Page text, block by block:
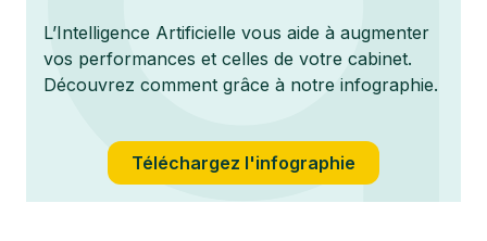
L’Intelligence Artificielle vous aide à augmenter
vos performances et celles de votre cabinet.
Découvrez comment grâce à notre infographie.
Téléchargez l'infographie